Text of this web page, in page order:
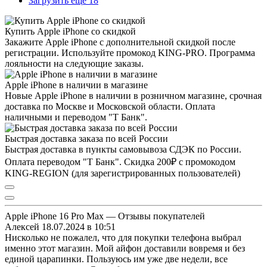
Купить Apple iPhone со скидкой
Закажите Apple iPhone с дополнительной скидкой после
регистрации. Используйте промокод KING-PRO. Программа
лояльности на следующие заказы.
Apple iPhone в наличии в магазине
Новые Apple iPhone в наличии в розничном магазине, срочная
доставка по Москве и Московской области. Оплата
наличными и переводом "Т Банк".
Быстрая доставка заказа по всей России
Быстрая доставка в пункты самовывоза СДЭК по России.
Оплата переводом "Т Банк". Скидка 200₽ с промокодом
KING-REGION (для зарегистрированных пользователей)
Apple iPhone 16 Pro Max — Отзывы покупателей
Алексей 18.07.2024 в 10:51
Нисколько не пожалел, что для покупки телефона выбрал
именно этот магазин. Мой айфон доставили вовремя и без
единой царапинки. Пользуюсь им уже две недели, все